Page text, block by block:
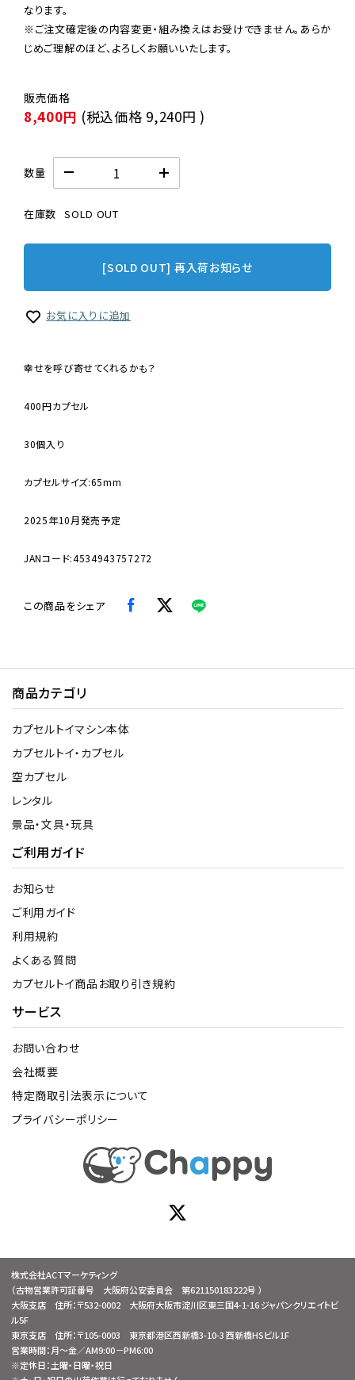
なります。
※ご注文確定後の内容変更・組み換えはお受けできません。あらか
じめご理解のほど、よろしくお願いいたします。
8,400円 (税込価格 9,240円 )
数量
在庫数 SOLD OUT
[SOLD OUT] 再入荷お知らせ
お気に入りに追加
幸せを呼び寄せてくれるかも？
400円カプセル
30個入り
カプセルサイズ:65mm
2025年10月発売予定
JANコード:4534943757272
この商品をシェア
商品カテゴリ
カプセルトイマシン本体
カプセルトイ・カプセル
空カプセル
レンタル
景品・文具・玩具
ご利用ガイド
お知らせ
ご利用ガイド
利用規約
よくある質問
カプセルトイ商品お取り引き規約
サービス
お問い合わせ
会社概要
特定商取引法表示について
プライバシーポリシー
株式会社ACTマーケティング
（古物営業許可証番号 大阪府公安委員会 第621150183222号 ）
大阪支店 住所：〒532-0002 大阪府大阪市淀川区東三国4-1-16 ジャパンクリエイトビ
ル5F
東京支店 住所：〒105-0003 東京都港区西新橋3-10-3 西新橋HSビル1F
営業時間：月～金／AM9:00－PM6:00
※定休日：土曜・日曜・祝日